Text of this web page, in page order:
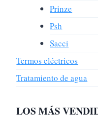
Prinze
Psh
Sacci
Termos eléctricos
Tratamiento de agua
LOS MÁS